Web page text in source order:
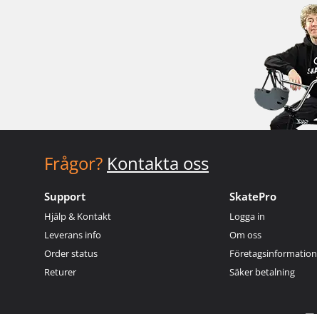
Frågor? Kontakta oss
Support
Hjälp & Kontakt
Leverans info
Order status
Returer
SkatePro
Logga in
Om oss
Företagsinformation
Säker betalning